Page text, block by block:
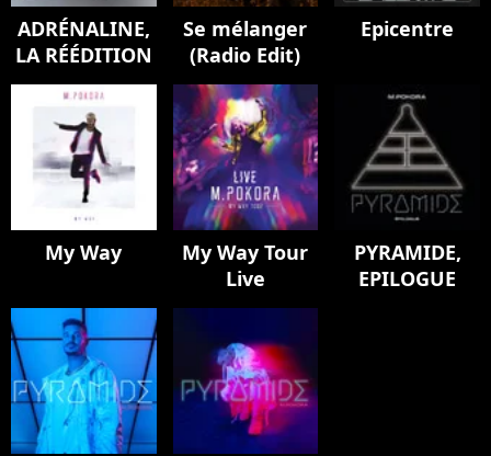
ADRÉNALINE,
LA RÉÉDITION
Se mélanger
(Radio Edit)
Epicentre
My Way
My Way Tour
Live
PYRAMIDE,
EPILOGUE